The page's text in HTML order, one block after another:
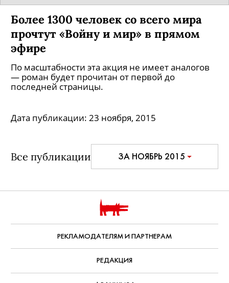
Более 1300 человек со всего мира
прочтут «Войну и мир» в прямом
эфире
По масштабности эта акция не имеет аналогов
— роман будет прочитан от первой до
последней страницы.
Дата публикации: 23 ноября, 2015
Все публикации ЗА НОЯБРЬ 2015
РЕКЛАМОДАТЕЛЯМ И ПАРТНЕРАМ
РЕДАКЦИЯ